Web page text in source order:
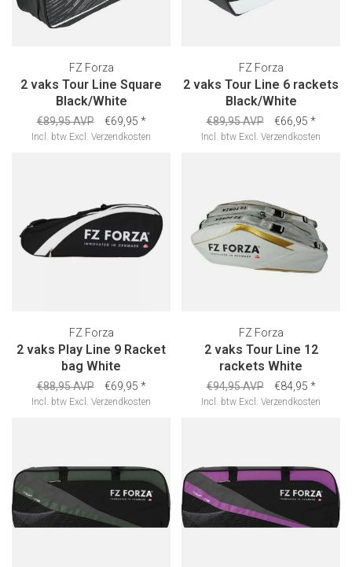
FZ Forza
2 vaks Tour Line Square
Black/White
€89,95 AVP €69,95 *
Incl. btw Excl. Verzendkosten
FZ Forza
2 vaks Tour Line 6 rackets
Black/White
€89,95 AVP €66,95 *
Incl. btw Excl. Verzendkosten
FZ Forza
2 vaks Play Line 9 Racket
bag White
€88,95 AVP €69,95 *
Incl. btw Excl. Verzendkosten
FZ Forza
2 vaks Tour Line 12
rackets White
€94,95 AVP €84,95 *
Incl. btw Excl. Verzendkosten